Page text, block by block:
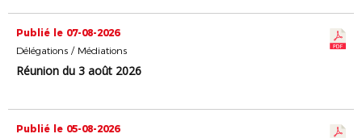
Publié le 07-08-2026
Délégations / Médiations
Réunion du 3 août 2026
Publié le 05-08-2026